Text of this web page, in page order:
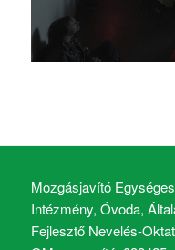
Mozgásjavító
Intézmény, Óvoda,
Fejlesztő Nevelés-